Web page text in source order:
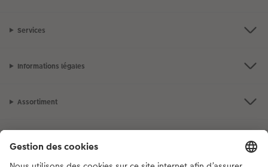
Services
Informations légales
Assortiment